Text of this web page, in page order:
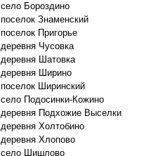
село Бороздино
поселок Знаменский
поселок Пригорье
деревня Чусовка
деревня Шатовка
деревня Ширино
поселок Ширинский
село Подосинки-Кожино
деревня Подхожие Выселки
деревня Холтобино
деревня Хлопово
село Шишлово